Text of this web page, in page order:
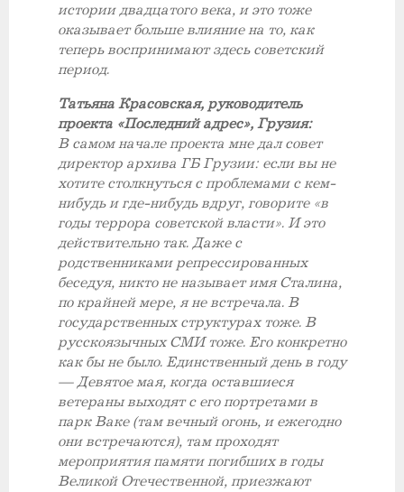
истории двадцатого века, и это тоже
оказывает больше влияние на то, как
теперь воспринимают здесь советский
период.
Татьяна Красовская, руководитель
проекта «Последний адрес», Грузия:
В самом начале проекта мне дал совет
директор архива ГБ Грузии: если вы не
хотите столкнуться с проблемами с кем-
нибудь и где-нибудь вдруг, говорите «в
годы террора советской власти». И это
действительно так. Даже с
родственниками репрессированных
беседуя, никто не называет имя Сталина,
по крайней мере, я не встречала. В
государственных структурах тоже. В
русскоязычных СМИ тоже. Его конкретно
как бы не было. Единственный день в году
— Девятое мая, когда оставшиеся
ветераны выходят с его портретами в
парк Ваке (там вечный огонь, и ежегодно
они встречаются), там проходят
мероприятия памяти погибших в годы
Великой Отечественной, приезжают